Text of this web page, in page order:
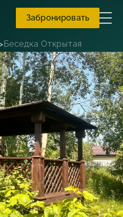
Забронировать
Беседка Открытая